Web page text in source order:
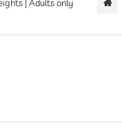
| Adults only